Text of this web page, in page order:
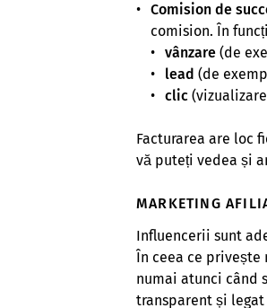
Comision de
comision. În
vânzare (de
lead (de
clic
Facturarea are loc
vă puteți vedea și
MARKETING
Influencerii sunt
În ceea ce
numai atunci când
transparent și